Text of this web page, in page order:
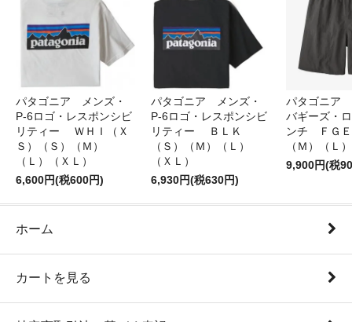
パタゴニア メンズ・
P-6ロゴ・レスポンシビ
リティー ＷＨＩ（Ｘ
Ｓ）（Ｓ）（Ｍ）
（Ｌ）（ＸＬ）
6,600円(税600円)
パタゴニア メンズ・
P-6ロゴ・レスポンシビ
リティー ＢＬＫ
（Ｓ）（Ｍ）（Ｌ）
（ＸＬ）
6,930円(税630円)
パタゴニア
バギーズ・
ンチ ＦＧ
（Ｍ）（Ｌ
9,900円(税
ホーム
カートを見る